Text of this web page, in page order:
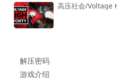
高压社会/Voltage
解压密码
游戏介绍